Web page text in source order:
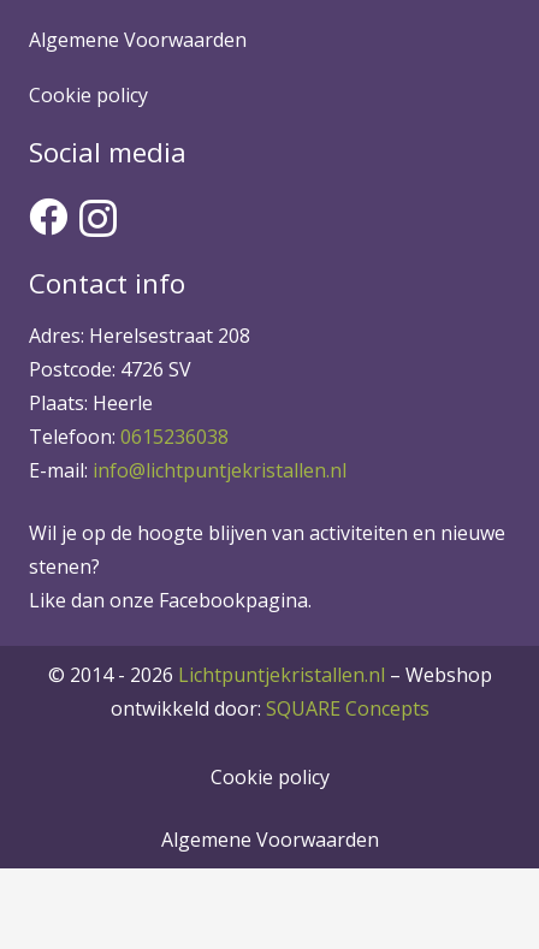
Algemene Voorwaarden
Cookie policy
Social media
Contact info
Adres: Herelsestraat 208
Postcode: 4726 SV
Plaats: Heerle
Telefoon: 0615236038
E-mail: info@lichtpuntjekristallen.nl
Wil je op de hoogte blijven van activiteiten en nieuwe
stenen?
Like dan onze Facebookpagina.
© 2014 - 2026 Lichtpuntjekristallen.nl – Webshop
ontwikkeld door: SQUARE Concepts
Cookie policy
Algemene Voorwaarden